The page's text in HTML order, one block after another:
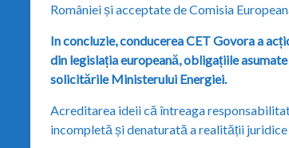
României și acceptate de Comisia
In concluzie, conducerea CET Govora a
din legislația europeană, obligațiile
solicitările Ministerului Energiei.
Acreditarea ideii că întreaga
incompletă și denaturată a realității juridice